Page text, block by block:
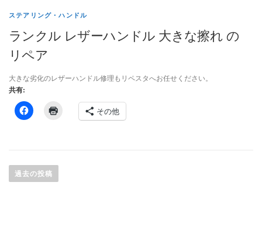
ステアリング・ハンドル
ランクル レザーハンドル 大きな擦れ の
リペア
大きな劣化のレザーハンドル修理もリペスタへお任せください。
共有:
その他
稿
過去の投稿